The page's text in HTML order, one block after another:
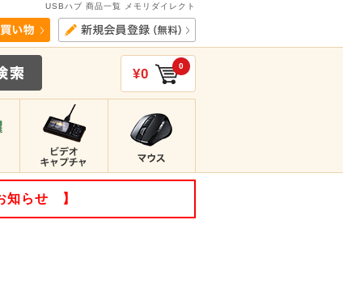
USBハブ 商品一覧 メモリダイレクト
¥0 0
知らせ 】